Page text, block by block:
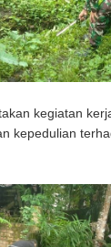
kegiatan
kepedulian